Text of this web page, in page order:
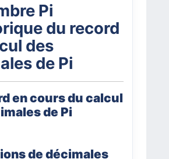
Pi
du record
des
de Pi
en cours du calcul
de Pi
de décimales